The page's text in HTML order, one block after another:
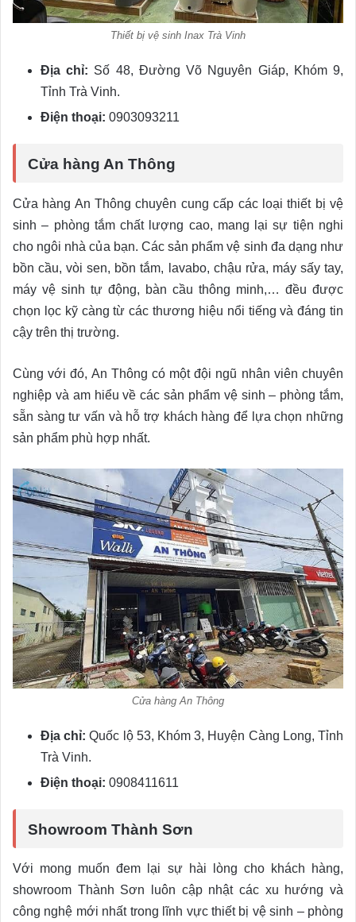
Thiết bị vệ sinh Inax Trà Vinh
Địa chỉ: Số 48, Đường Võ Nguyên Giáp, Khóm 9,
Tỉnh Trà Vinh.
Điện thoại: 0903093211
Cửa hàng An Thông
Cửa hàng An Thông chuyên cung cấp các loại thiết bị vệ
sinh – phòng tắm chất lượng cao, mang lại sự tiện nghi
cho ngôi nhà của bạn. Các sản phẩm vệ sinh đa dạng như
bồn cầu, vòi sen, bồn tắm, lavabo, chậu rửa, máy sấy tay,
máy vệ sinh tự động, bàn cầu thông minh,… đều được
chọn lọc kỹ càng từ các thương hiệu nổi tiếng và đáng tin
cậy trên thị trường.
Cùng với đó, An Thông có một đội ngũ nhân viên chuyên
nghiệp và am hiểu về các sản phẩm vệ sinh – phòng tắm,
sẵn sàng tư vấn và hỗ trợ khách hàng để lựa chọn những
sản phẩm phù hợp nhất.
Cửa hàng An Thông
Địa chỉ: Quốc lộ 53, Khóm 3, Huyện Càng Long, Tỉnh
Trà Vinh.
Điện thoại: 0908411611
Showroom Thành Sơn
Với mong muốn đem lại sự hài lòng cho khách hàng,
showroom Thành Sơn luôn cập nhật các xu hướng và
công nghệ mới nhất trong lĩnh vực thiết bị vệ sinh – phòng